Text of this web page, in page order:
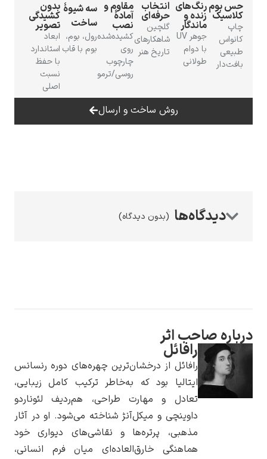
لودویگ دویچ
یوهانس فرمیر
پرفروش‌ترین
تابلوها
بومرنگ‌های
زنده و
ماندگار
جوهر UV
با دوام
طولانی
انتخاب
حرفه‌ای
گلچین
شاهکارهای
تاریخ هنر
مقاوم و
آمادهٔ
نصب
کشیده‌شده
روی
چارچوب
روسی/ترمو
سه شیوهٔ
ساخت
رول، بوم،
بوم با قاب
بدون
کشیدگی
تصویر
ابعاد
استاندارد
روش ساخت و ارسال
(بدون دیدگاه)
صاحب اثر
رافائل
رافائل از درخشان‌ترین چهره‌های دوره رنسانس
ایتالیا بود که به‌خاطر ترکیب کامل زیبایی،
تعادل و مهارت طراحی، هم‌ردیف لئوناردو
داوینچی و میکل‌آنژ شناخته می‌شود. او در آثار
مذهبی، پرتره‌ها و نقاشی‌های دیواری خود
هماهنگی خارق‌العاده‌ای میان فرم انسانی،